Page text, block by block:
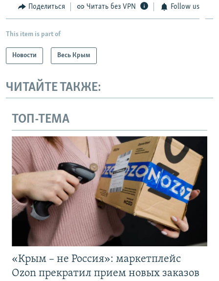
Поделиться Читать без VPN Follow us
This item is part of
Новости Весь Крым
ЧИТАЙТЕ ТАКЖЕ:
ТОП-ТЕМА
«Крым – не Россия»: маркетплейс
Ozon прекратил прием новых заказов